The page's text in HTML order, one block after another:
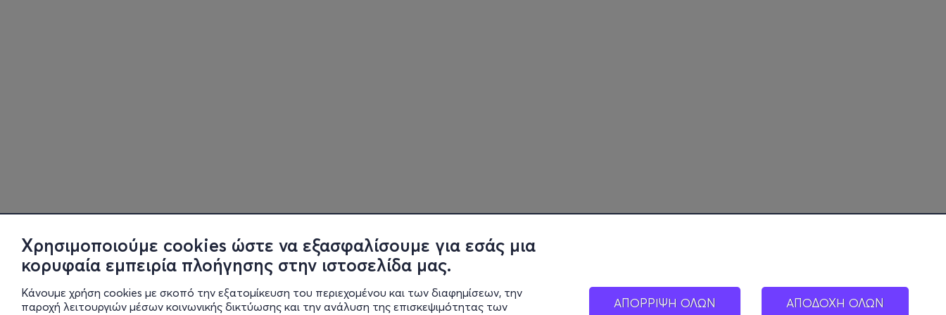
Χρησιμοποιούμε cookies ώστε να εξασφαλίσουμε για εσάς μια
κορυφαία εμπειρία πλοήγησης στην ιστοσελίδα μας.
Κάνουμε χρήση cookies με σκοπό την εξατομίκευση του περιεχομένου και των διαφημίσεων, την
παροχή λειτουργιών μέσων κοινωνικής δικτύωσης και την ανάλυση της επισκεψιμότητας των
ΑΠΟΡΡΙΨΗ ΟΛΩΝ ΑΠΟΔΟΧΗ ΟΛΩΝ